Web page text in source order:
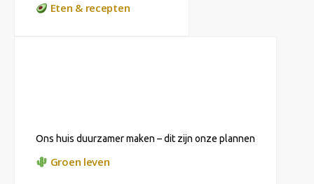
Eten & recepten
Ons huis duurzamer maken – dit zijn onze plannen
Groen leven